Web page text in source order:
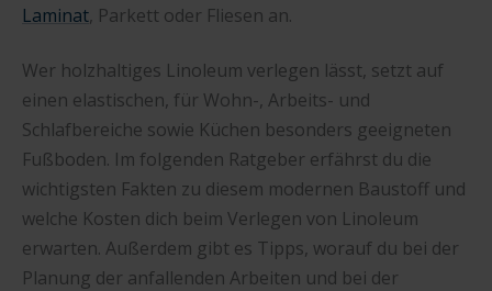
Laminat, Parkett oder Fliesen an.
Wer holzhaltiges Linoleum verlegen lässt, setzt auf
einen elastischen, für Wohn-, Arbeits- und
Schlafbereiche sowie Küchen besonders geeigneten
Fußboden. Im folgenden Ratgeber erfährst du die
wichtigsten Fakten zu diesem modernen Baustoff und
welche Kosten dich beim Verlegen von Linoleum
erwarten. Außerdem gibt es Tipps, worauf du bei der
Planung der anfallenden Arbeiten und bei der